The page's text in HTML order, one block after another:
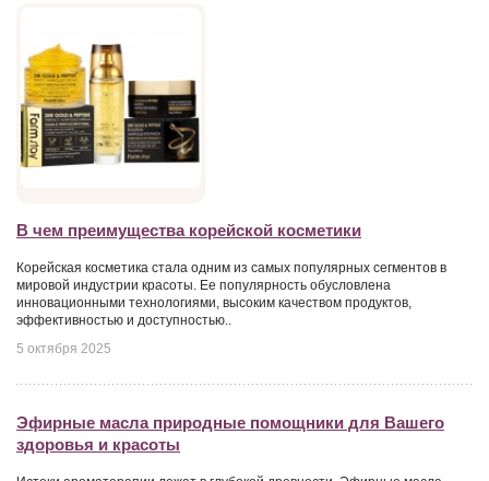
В чем преимущества корейской косметики
Корейская косметика стала одним из самых популярных сегментов в
мировой индустрии красоты. Ее популярность обусловлена
инновационными технологиями, высоким качеством продуктов,
эффективностью и доступностью..
5 октября 2025
Эфирные масла природные помощники для Вашего
здоровья и красоты